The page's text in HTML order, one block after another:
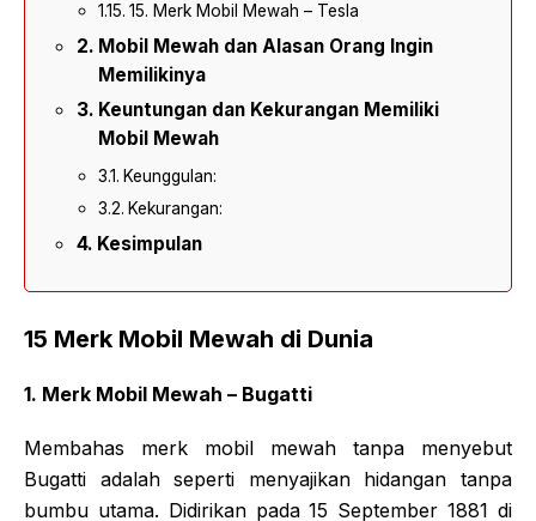
15. Merk Mobil Mewah – Tesla
Mobil Mewah dan Alasan Orang Ingin
Memilikinya
Keuntungan dan Kekurangan Memiliki
Mobil Mewah
Keunggulan:
Kekurangan:
Kesimpulan
15 Merk Mobil Mewah di Dunia
1. Merk Mobil Mewah – Bugatti
Membahas merk mobil mewah tanpa menyebut
Bugatti adalah seperti menyajikan hidangan tanpa
bumbu utama. Didirikan pada 15 September 1881 di